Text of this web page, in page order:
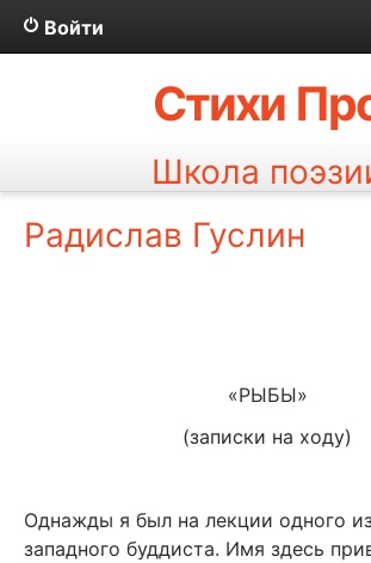
Войти
Стихи
Школа
Радислав Гуслин
«РЫБЫ»
(записки на ходу)
Однажды я был на лекции одного
западного буддиста. Имя здесь